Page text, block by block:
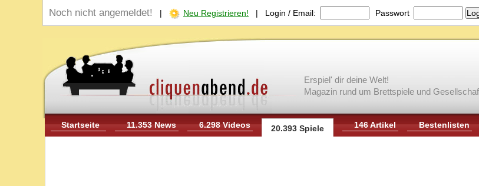
Noch nicht angemeldet! | Neu Registrieren! | Login / Email: Passwort
Erspiel' dir deine Welt!
Magazin rund um Brettspiele und
Startseite 11.353 News 6.298 Videos 20.393 Spiele 146 Artikel Bestenlisten